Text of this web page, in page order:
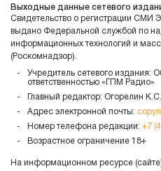
Выходные данные сетевого
Свидетельство о регистрации СМИ
выдано Федеральной службой по
информационных технологий и
(Роскомнадзор).
Учредитель сетевого издания:
ответственностью «ГПМ Радио»
Главный редактор: Огорелин К.С.
Адрес электронной почты:
Номер телефона редакции: +7
Возрастное ограничение 18+
На информационном ресурсе